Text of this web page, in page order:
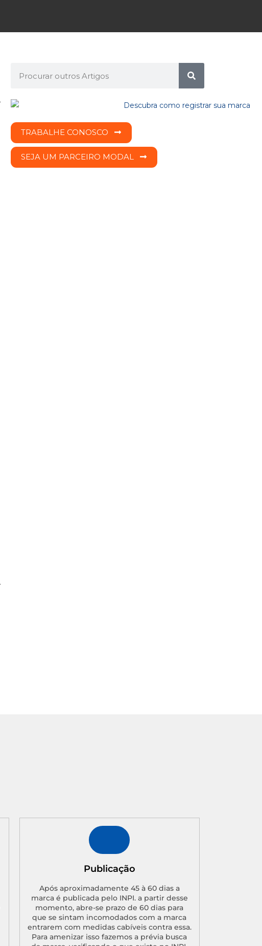
TRABALHE CONOSCO
SEJA UM PARCEIRO MODAL
Publicação
Após aproximadamente 45 à 60 dias a
marca é publicada pelo INPI. a partir desse
momento, abre-se prazo de 60 dias para
que se sintam incomodados com a marca
entrarem com medidas cabíveis contra essa.
Para amenizar isso fazemos a prévia busca